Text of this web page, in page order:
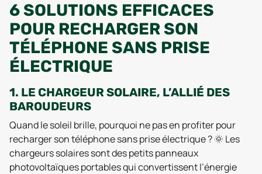
6 SOLUTIONS EFFICACES
POUR RECHARGER SON
TÉLÉPHONE SANS PRISE
ÉLECTRIQUE
1. LE CHARGEUR SOLAIRE, L’ALLIÉ DES
BAROUDEURS
Quand le soleil brille, pourquoi ne pas en profiter pour
recharger son téléphone sans prise électrique ? 🌞 Les
chargeurs solaires sont des petits panneaux
photovoltaïques portables qui convertissent l’énergie